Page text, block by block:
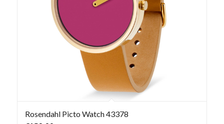
Rosendahl Picto Watch 43378